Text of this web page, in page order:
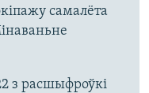
самалёта
з расшыфроўкі